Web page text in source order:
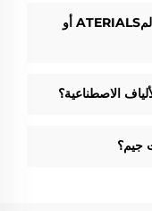
هل يمكن لسوف جيم تخصيص المعدات لمATERIALS أو
جيم؟